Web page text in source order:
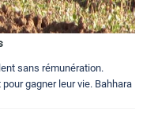
sans rémunération.
gagner leur vie. Bahhara